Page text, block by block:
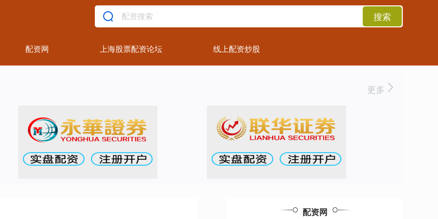
搜索
配资网 上海股票配资论坛 线上配资炒股
更多
配资网